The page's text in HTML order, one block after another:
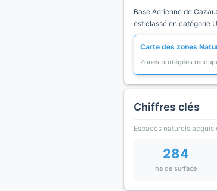
Base Aerienne de
est classé en catégorie
Carte des zones
Zones protégées
Chiffres clés
Espaces naturels acquis
284
ha de surface